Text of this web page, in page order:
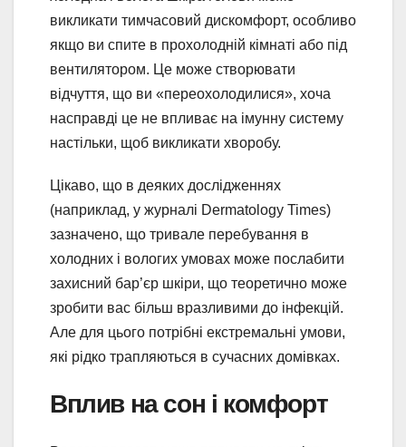
викликати тимчасовий дискомфорт, особливо
якщо ви спите в прохолодній кімнаті або під
вентилятором. Це може створювати
відчуття, що ви «переохолодилися», хоча
насправді це не впливає на імунну систему
настільки, щоб викликати хворобу.
Цікаво, що в деяких дослідженнях
(наприклад, у журналі Dermatology Times)
зазначено, що тривале перебування в
холодних і вологих умовах може послабити
захисний бар’єр шкіри, що теоретично може
зробити вас більш вразливими до інфекцій.
Але для цього потрібні екстремальні умови,
які рідко трапляються в сучасних домівках.
Вплив на сон і комфорт